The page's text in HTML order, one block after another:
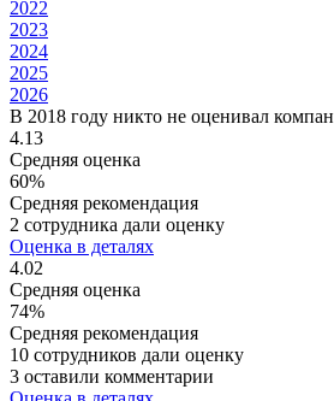
2022
2023
2024
2025
2026
В 2018 году никто не оценивал
4.13
Средняя оценка
60%
Средняя рекомендация
2 сотрудника дали оценку
Оценка в деталях
4.02
Средняя оценка
74%
Средняя рекомендация
10 сотрудников дали оценку
3 оставили комментарии